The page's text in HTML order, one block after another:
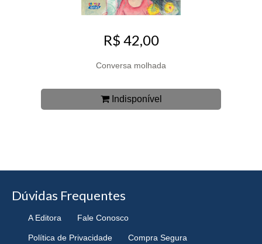
R$ 42,00
Conversa molhada
Indisponível
Dúvidas Frequentes
A Editora Fale Conosco
Política de Privacidade Compra Segura